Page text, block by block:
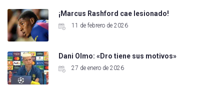
¡Marcus Rashford cae lesionado!
11 de febrero de 2026
Dani Olmo: «Dro tiene sus motivos»
27 de enero de 2026